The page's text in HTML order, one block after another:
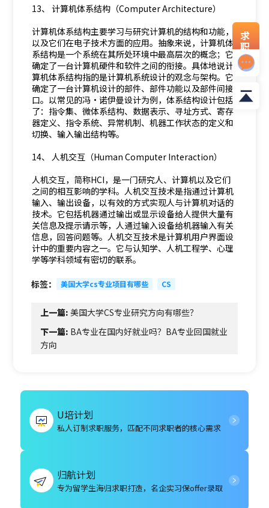
13、 计算机体系结构（Computer Architecture）
计算机体系结构主要学习与研究计算机的结构和功能，
以及它们在电子技术方面的应用。抽象来说，计算机体
系结构是一个系统在其所处环境中最高层次的概念；它
确定了一台计算机硬件和软件之间的衔接。具体地说计
算机体系结构指的是计算机系统设计的观念与架构。它
确定了一台计算机设计的部件、部件功能以及部件间接
口。以常见的冯·诺伊曼设计为例，体系结构设计包括
了：指令集、微体系结构、数据表示、寻址方式、寄存
器定义、指令系统、异常机制、机器工作状态的定义和
切换、输入输出结构等。
14、 人机交互（Human Computer Interaction）
人机交互，简称HCI，是一门研究人、计算机以及它们
之间的相互影响的学科。人机交互技术是指通过计算机
输入、输出设备，以有效的方式实现人与计算机对话的
技术。它包括机器通过输出或显示设备给人提供大量有
关信息及提示请示等，人通过输入设备给机器输入有关
信息，回答问题等。人机交互技术是计算机用户界面设
计中的重要内容之一。它与认知学、人机工程学、心理
学等学科领域有密切的联系。
标签： 美国大学cs专业项目有哪些 CS
上一篇:美国大学CS专业研究方向有哪些？
下一篇: BA专业在国内好就业吗？BA专业回国就业
方向
U培计划
私人订制求职服务，匹配不同求职者的核心需求
归航计划
专为留学生海归求职打造，名企实习保offer录取
求
职
资
料